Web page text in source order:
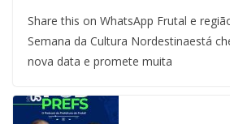
Share this on WhatsApp Frutal e
Semana da Cultura Nordestinaestá
nova data e promete muita